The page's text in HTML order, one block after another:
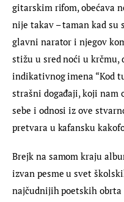
gitarskim rifom, obećava
nije takav – taman kad su
glavni narator i njegov
stižu u sred noći u krčmu,
indikativnog imena “Kod
strašni događaji, koji
sebe i odnosi iz ove
pretvara u kafansku
Brejk na samom kraju
izvan pesme u svet
najčudnijih poetskih